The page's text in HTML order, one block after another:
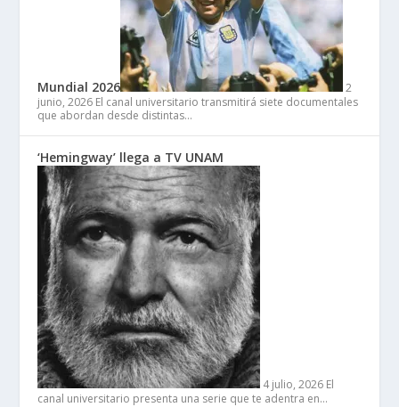
Mundial 2026
2
junio, 2026 El canal universitario transmitirá siete documentales
que abordan desde distintas…
‘Hemingway’ llega a TV UNAM
4 julio, 2026 El
canal universitario presenta una serie que te adentra en…